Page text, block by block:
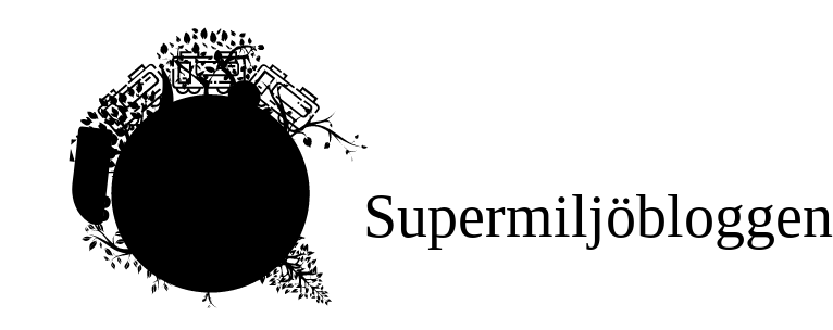
Supermiljöbloggen